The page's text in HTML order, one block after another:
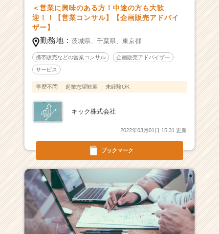
方！！
中
用
も
迎！】
を
大
切
に。
＜
営
業
を
ブックマーク
＜営業に興味のある方！中途の方も大歓
迎！！【営業コンサル】【企画販売アドバイ
ザー】
勤務地： 茨城県、 千葉県、 東京都
携帯販売などの営業コンサル 企画販売アドバイザー
サービス
学歴不問 起業志望歓迎 未経験OK
キック株式会社
2022年03月01日 15:31 更新